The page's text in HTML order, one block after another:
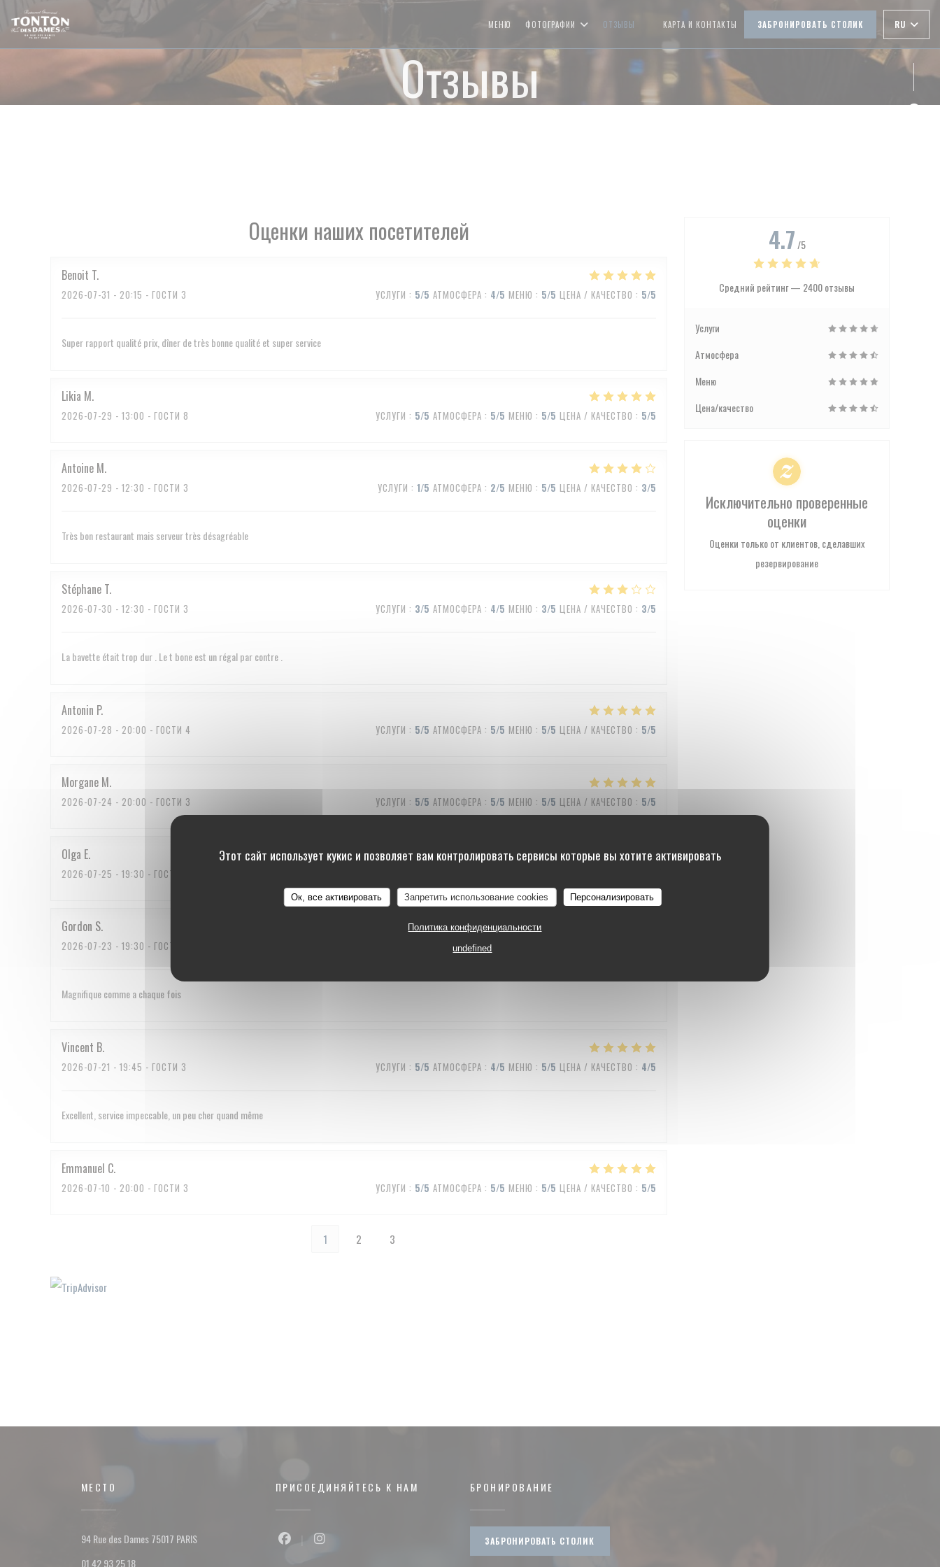
Панель управления cookies
Этот сайт использует кукис и позволяет вам контролировать сервисы которые вы хотите активировать
Ок, все активировать Запретить использование cookies Персонализировать
Политика конфиденциальности
undefined
МЕНЮ ФОТОГРАФИИ ОТЗЫВЫ
((ОТКРЫВАЕТСЯ В НОВОМ ОКНЕ))
КАРТА И КОНТАКТЫ ЗАБРОНИРОВАТЬ СТОЛИК RU
Отзывы
Оценки наших посетителей
Benoit T
2026-07-31 - 20:15 - ГОСТИ 3 УСЛУГИ : 5/5 АТМОСФЕРА : 4/5 МЕНЮ : 5/5 ЦЕНА / КАЧЕСТВО : 5/5
Super rapport qualité prix, dîner de très bonne qualité et super service
Likia M
2026-07-29 - 13:00 - ГОСТИ 8 УСЛУГИ : 5/5 АТМОСФЕРА : 5/5 МЕНЮ : 5/5 ЦЕНА / КАЧЕСТВО : 5/5
Antoine M
2026-07-29 - 12:30 - ГОСТИ 3 УСЛУГИ : 1/5 АТМОСФЕРА : 2/5 МЕНЮ : 5/5 ЦЕНА / КАЧЕСТВО : 3/5
Très bon restaurant mais serveur très désagréable
Stéphane T
2026-07-30 - 12:30 - ГОСТИ 3 УСЛУГИ : 3/5 АТМОСФЕРА : 4/5 МЕНЮ : 3/5 ЦЕНА / КАЧЕСТВО : 3/5
La bavette était trop dur . Le t bone est un régal par contre .
Antonin P
2026-07-28 - 20:00 - ГОСТИ 4 УСЛУГИ : 5/5 АТМОСФЕРА : 5/5 МЕНЮ : 5/5 ЦЕНА / КАЧЕСТВО : 5/5
Morgane M
2026-07-24 - 20:00 - ГОСТИ 3 УСЛУГИ : 5/5 АТМОСФЕРА : 5/5 МЕНЮ : 5/5 ЦЕНА / КАЧЕСТВО : 5/5
Olga E
2026-07-25 - 19:30 - ГОСТИ 2
Gordon S
2026-07-23 - 19:30 - ГОСТИ 2 АТМОСФЕРА: 5
Magnifique comme a chaque fois
Vincent B
2026-07-21 - 19:45 - ГОСТИ 3 УСЛУГИ : 5/5 АТМОСФЕРА : 4/5 МЕНЮ : 5/5 ЦЕНА / КАЧЕСТВО : 4/5
Excellent, service impeccable, un peu cher quand même
Emmanuel C
2026-07-10 - 20:00 - ГОСТИ 3 УСЛУГИ : 5/5 АТМОСФЕРА : 5/5 МЕНЮ : 5/5 ЦЕНА / КАЧЕСТВО : 5/5
1 2 3
4.7 /5
Средний рейтинг — 2400 отзывы
Услуги
Атмосфера
Меню
Цена/качество
Исключительно проверенные
оценки
Оценки только от клиентов, сделавших
резервирование
МЕСТО
94 Rue des Dames 75017 PARIS((открывается в новом окне))
01 42 93 25 18
ПРИСОЕДИНЯЙТЕСЬ К НАМ
Facebook ((открывается в новом окне))
Instagram ((открывается в новом окне))
БРОНИРОВАНИЕ
ЗАБРОНИРОВАТЬ СТОЛИК